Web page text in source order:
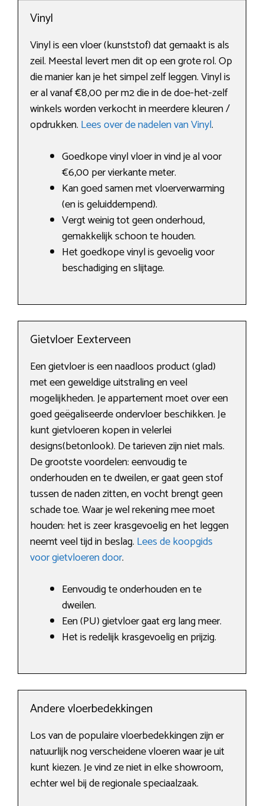
Vinyl
Vinyl is een vloer (kunststof) dat gemaakt is als
zeil. Meestal levert men dit op een grote rol. Op
die manier kan je het simpel zelf leggen. Vinyl is
er al vanaf €8,00 per m2 die in de doe-het-zelf
winkels worden verkocht in meerdere kleuren /
opdrukken. Lees over de nadelen van Vinyl.
Goedkope vinyl vloer in vind je al voor
€6,00 per vierkante meter.
Kan goed samen met vloerverwarming
(en is geluiddempend).
Vergt weinig tot geen onderhoud,
gemakkelijk schoon te houden.
Het goedkope vinyl is gevoelig voor
beschadiging en slijtage.
Gietvloer Eexterveen
Een gietvloer is een naadloos product (glad)
met een geweldige uitstraling en veel
mogelijkheden. Je appartement moet over een
goed geëgaliseerde ondervloer beschikken. Je
kunt gietvloeren kopen in velerlei
designs(betonlook). De tarieven zijn niet mals.
De grootste voordelen: eenvoudig te
onderhouden en te dweilen, er gaat geen stof
tussen de naden zitten, en vocht brengt geen
schade toe. Waar je wel rekening mee moet
houden: het is zeer krasgevoelig en het leggen
neemt veel tijd in beslag. Lees de koopgids
voor gietvloeren door.
Eenvoudig te onderhouden en te
dweilen.
Een (PU) gietvloer gaat erg lang meer.
Het is redelijk krasgevoelig en prijzig.
Andere vloerbedekkingen
Los van de populaire vloerbedekkingen zijn er
natuurlijk nog verscheidene vloeren waar je uit
kunt kiezen. Je vind ze niet in elke showroom,
echter wel bij de regionale speciaalzaak.